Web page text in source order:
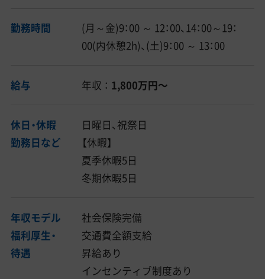
勤務時間
(月～金)9：00 ～ 12：00、14：00～19：
00(内休憩2h)、(土)9：00 ～ 13：00
給与 年収 ： 1,800万円〜
休日・休暇
勤務日など
日曜日、祝祭日
【休暇】
夏季休暇5日
冬期休暇5日
年収モデル
福利厚生・
待遇
社会保険完備
交通費全額支給
昇給あり
インセンティブ制度あり